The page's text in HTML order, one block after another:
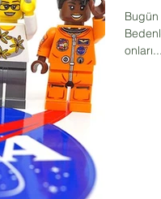
onları...